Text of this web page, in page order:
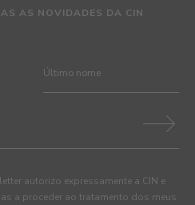
AS NOVIDADES DA CIN
autorizo expressamente a CIN e
a proceder ao tratamento dos meus